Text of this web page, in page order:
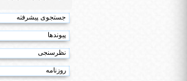
جستجوی پیشرفته
پیوندها
نظرسنجی
روزنامه